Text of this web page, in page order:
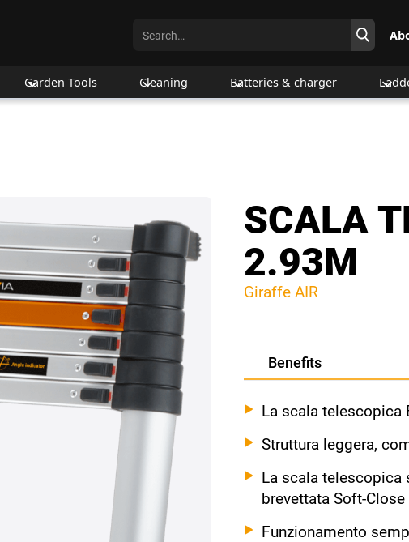
Garden Tools Cleaning Batteries & charger
SCALA
2.93M
Giraffe AIR
Benefits
La scala
Struttura leggera,
La scala
brevettata Soft-Close
Funzionamento